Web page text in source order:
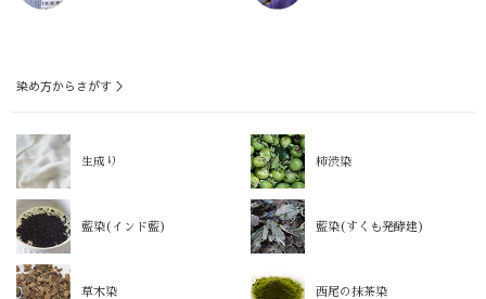
染め方からさがす ＞
生成り 柿渋染
藍染(インド藍) 藍染(すくも発酵建)
草木染 西尾の抹茶染